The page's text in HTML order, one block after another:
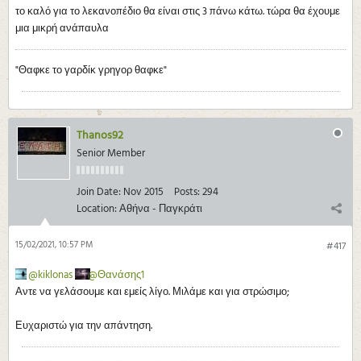
το καλό για το λεκανοπέδιο θα είναι στις 3 πάνω κάτω. τώρα θα έχουμε
μια μικρή ανάπαυλα
"Θαφκε το γαρδίκ γρηγορ θαφκε"
Thanos92
Senior Member
Join Date: Nov 2015 Posts:294
Location:Αθήνα - Παγκράτι
#417
15/02/2021, 10:57 PM
kiklonas
Θανάσης1
Αντε να γελάσουμε και εμείς λίγο. Μιλάμε και για στρώσιμο;
Ευχαριστώ για την απάντηση.